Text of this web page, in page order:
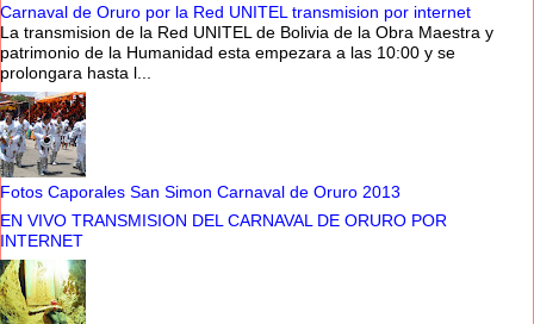
Carnaval de Oruro por la Red UNITEL transmision por internet
La transmision de la Red UNITEL de Bolivia de la Obra Maestra y
patrimonio de la Humanidad esta empezara a las 10:00 y se
prolongara hasta l...
Fotos Caporales San Simon Carnaval de Oruro 2013
EN VIVO TRANSMISION DEL CARNAVAL DE ORURO POR
INTERNET